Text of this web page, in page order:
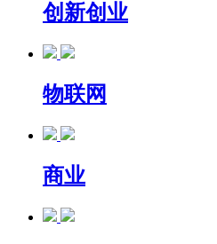
创新创业
物联网
商业